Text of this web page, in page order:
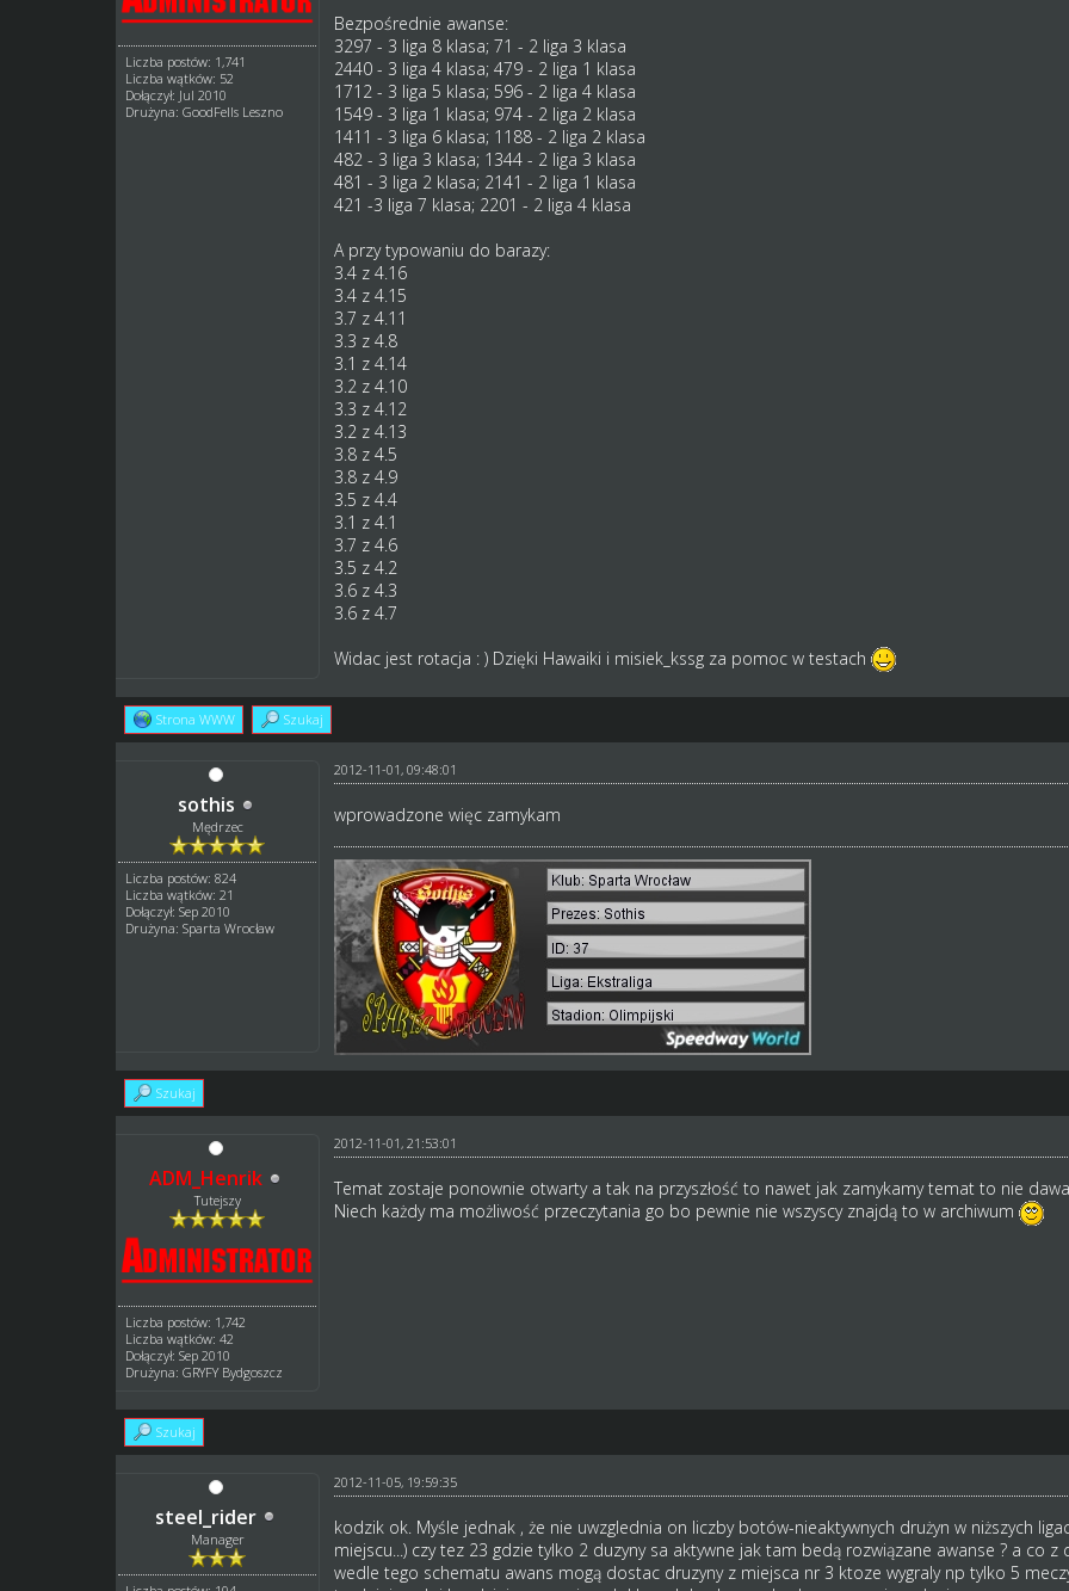
Liczba postów: 1,741
Liczba wątków: 52
Dołączył: Jul 2010
Drużyna: GoodFells Leszno
Bezpośrednie awanse:
3297 - 3 liga 8 klasa; 71 - 2 liga 3 klasa
2440 - 3 liga 4 klasa; 479 - 2 liga 1 klasa
1712 - 3 liga 5 klasa; 596 - 2 liga 4 klasa
1549 - 3 liga 1 klasa; 974 - 2 liga 2 klasa
1411 - 3 liga 6 klasa; 1188 - 2 liga 2 klasa
482 - 3 liga 3 klasa; 1344 - 2 liga 3 klasa
481 - 3 liga 2 klasa; 2141 - 2 liga 1 klasa
421 -3 liga 7 klasa; 2201 - 2 liga 4 klasa
A przy typowaniu do barazy:
3.4 z 4.16
3.4 z 4.15
3.7 z 4.11
3.3 z 4.8
3.1 z 4.14
3.2 z 4.10
3.3 z 4.12
3.2 z 4.13
3.8 z 4.5
3.8 z 4.9
3.5 z 4.4
3.1 z 4.1
3.7 z 4.6
3.5 z 4.2
3.6 z 4.3
3.6 z 4.7
Widac jest rotacja : ) Dzięki Hawaiki i misiek_kssg za pomoc w testach
Strona WWW Szukaj
sothis
Mędrzec
Liczba postów: 824
Liczba wątków: 21
Dołączył: Sep 2010
Drużyna: Sparta Wrocław
2012-11-01, 09:48:01
wprowadzone więc zamykam
Szukaj
ADM_Henrik
Tutejszy
Liczba postów: 1,742
Liczba wątków: 42
Dołączył: Sep 2010
Drużyna: GRYFY Bydgoszcz
2012-11-01, 21:53:01
Temat zostaje ponownie otwarty a tak na przyszłość to nawet jak zamykamy temat to nie
Niech każdy ma możliwość przeczytania go bo pewnie nie wszyscy znajdą to w archiwum
Szukaj
steel_rider
Manager
2012-11-05, 19:59:35
kodzik ok. Myśle jednak , że nie uwzglednia on liczby botów-nieaktywnych drużyn w niższych
miejscu...) czy tez 23 gdzie tylko 2 duzyny sa aktywne jak tam bedą rozwiązane awanse ? a co
wedle tego schematu awans mogą dostac druzyny z miejsca nr 3 ktoze wygraly np tylko 5